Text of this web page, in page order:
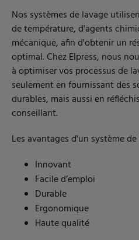
Nos systèmes de lavage
de température, d'agents
mécanique, afin d'obtenir un
optimal. Chez Elpress, nous
à optimiser vos processus de
seulement en fournissant des
durables, mais aussi en
conseillant.
Les avantages d'un système
Innovant
Facile d’emploi
Durable
Ergonomique
Haute qualité